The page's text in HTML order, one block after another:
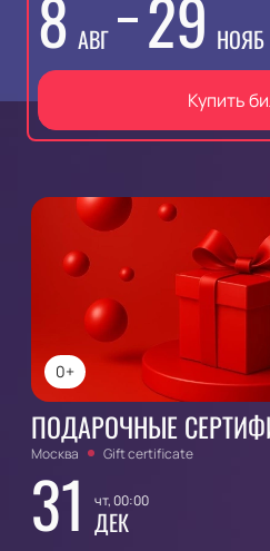
8 АВГ 29 НОЯБ
Купить
0+
ПОДАРОЧНЫЕ
Москва Gift certificate
31 чт, 00:00
ДЕК